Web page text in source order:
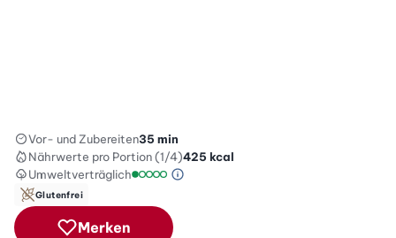
Vor- und Zubereiten35 min
Nährwerte pro Portion (1/4)425 kcal
Umweltverträglich
Green Betty Skala Info
Glutenfrei
Merken